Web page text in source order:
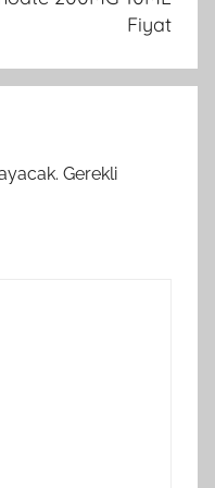
Fiyat
Gerekli